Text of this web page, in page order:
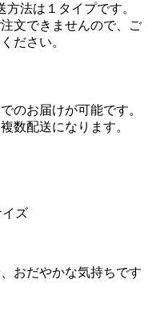
法は１タイプです。
文できませんので、ご
ださい。
のお届けが可能です。
数配送になります。
ズ
おだやかな気持ちです